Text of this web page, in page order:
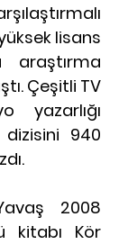
lisans
Çeşitli TV
yazarlığı
940
2008
kitabı Kör